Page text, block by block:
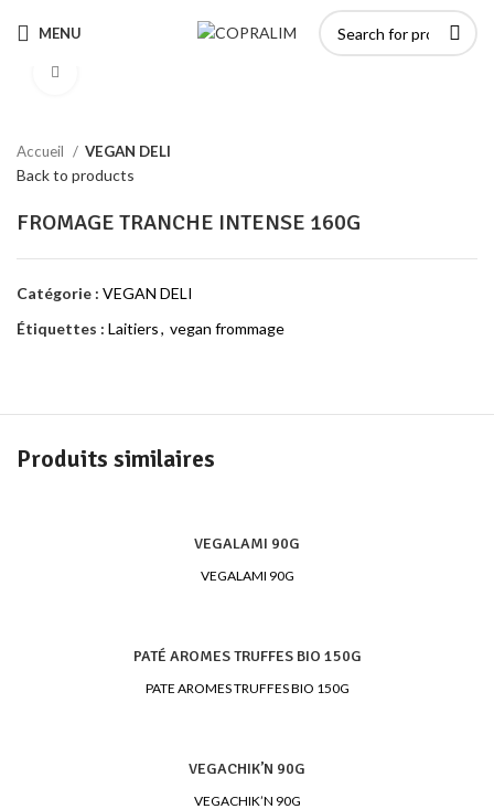
MENU
Accueil VEGAN DELI
Back to products
FROMAGE TRANCHE INTENSE 160G
Catégorie : VEGAN DELI
Étiquettes : Laitiers, vegan frommage
Produits similaires
VEGALAMI 90G
VEGALAMI 90G
PATÉ AROMES TRUFFES BIO 150G
PATE AROMES TRUFFES BIO 150G
VEGACHIK’N 90G
VEGACHIK’N 90G